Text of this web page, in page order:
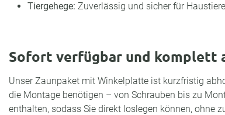
Tiergehege: Zuverlässig und sicher für
Sofort verfügbar und komplett
Unser Zaunpaket mit Winkelplatte ist kurzfristig
die Montage benötigen – von Schrauben bis zu
enthalten, sodass Sie direkt loslegen können, ohne